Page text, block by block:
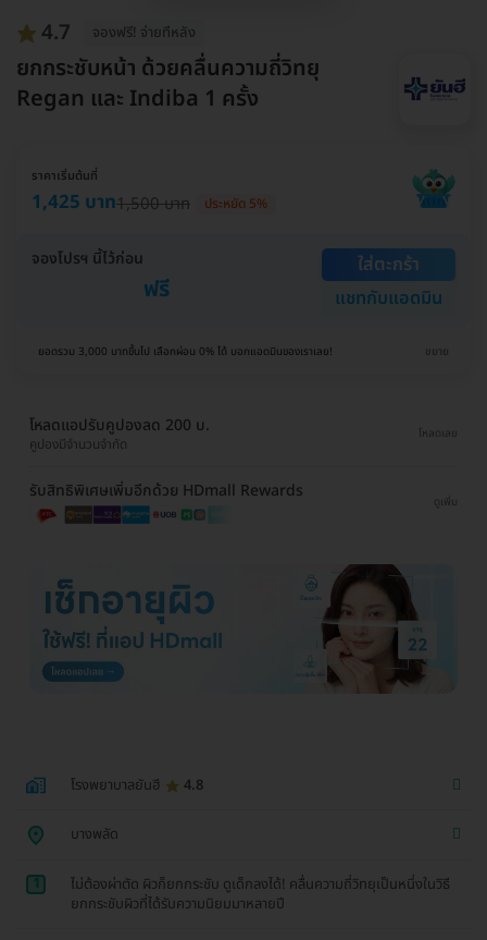
4.7 จองฟรี! จ่ายทีหลัง
ยกกระชับหน้า ด้วยคลื่นความถี่วิทยุ
Regan และ Indiba 1 ครั้ง
ราคาเริ่มต้นที่
1,425 บาท1,500 บาท ประหยัด 5%
จองโปรฯ นี้ไว้ก่อน
ฟรี
ใส่ตะกร้า
แชทกับแอดมิน
ยอดรวม 3,000 บาทขึ้นไป เลือกผ่อน 0% ได้ บอกแอดมินของเราเลย! ขยาย
โหลดแอปรับคูปองลด 200 บ.
คูปองมีจำนวนจำกัด
โหลดเลย
รับสิทธิพิเศษเพิ่มอีกด้วย HDmall Rewards
ดูเพิ่ม
โรงพยาบาลยันฮี 4.8
บางพลัด
1
ไม่ต้องผ่าตัด ผิวก็ยกกระชับ ดูเด็กลงได้! คลื่นความถี่วิทยุเป็นหนึ่งในวิธี
ยกกระชับผิวที่ได้รับความนิยมมาหลายปี